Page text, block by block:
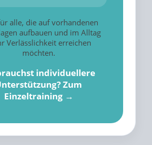
alle, die auf vorhandenen
aufbauen und im Alltag
Verlässlichkeit erreichen
möchten.
individuellere
Zum
Einzeltraining →